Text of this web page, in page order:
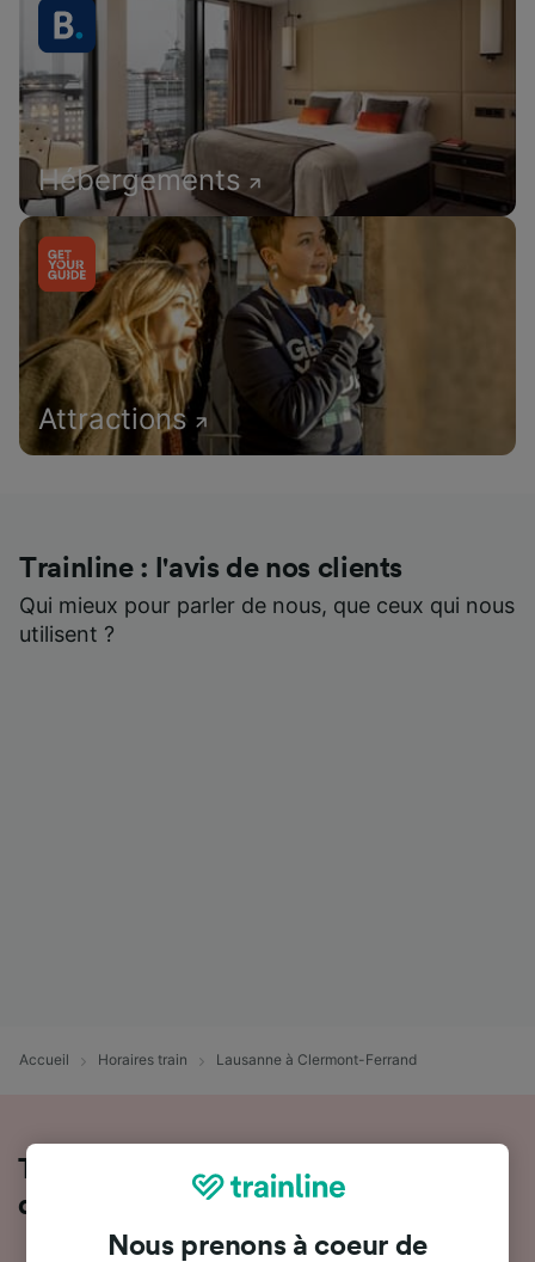
Hébergements
Attractions
Trainline : l'avis de nos clients
Qui mieux pour parler de nous, que ceux qui nous
utilisent ?
Accueil Horaires train Lausanne à Clermont-Ferrand
Tout ce qu'il faut savoir sur les trains
de Lausanne à Clermont-Ferrand
Nous prenons à coeur de